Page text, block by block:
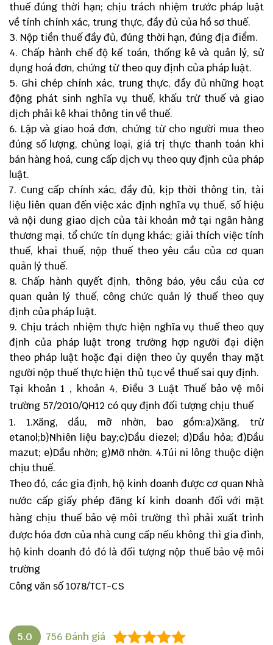
thuế đúng thời hạn; chịu trách nhiệm trước pháp luật
về tính chính xác, trung thực, đầy đủ của hồ sơ thuế.
Nộp tiền thuế đầy đủ, đúng thời hạn, đúng địa điểm.
Chấp hành chế độ kế toán, thống kê và quản lý, sử
dụng hoá đơn, chứng từ theo quy định của pháp luật.
Ghi chép chính xác, trung thực, đầy đủ những hoạt
động phát sinh nghĩa vụ thuế, khấu trừ thuế và giao
dịch phải kê khai thông tin về thuế.
Lập và giao hoá đơn, chứng từ cho người mua theo
đúng số lượng, chủng loại, giá trị thực thanh toán khi
bán hàng hoá, cung cấp dịch vụ theo quy định của pháp
luật.
Cung cấp chính xác, đầy đủ, kịp thời thông tin, tài
liệu liên quan đến việc xác định nghĩa vụ thuế, số hiệu
và nội dung giao dịch của tài khoản mở tại ngân hàng
thương mại, tổ chức tín dụng khác; giải thích việc tính
thuế, khai thuế, nộp thuế theo yêu cầu của cơ quan
quản lý thuế.
Chấp hành quyết định, thông báo, yêu cầu của cơ
quan quản lý thuế, công chức quản lý thuế theo quy
định của pháp luật.
Chịu trách nhiệm thực hiện nghĩa vụ thuế theo quy
định của pháp luật trong trường hợp người đại diện
theo pháp luật hoặc đại diện theo ủy quyền thay mặt
người nộp thuế thực hiện thủ tục về thuế sai quy định.
Tại khoản 1 , khoản 4, Điều 3 Luật Thuế bảo vệ môi
trường 57/2010/QH12 có quy định đối tượng chịu thuế
1.Xăng, dầu, mỡ nhờn, bao gồm:a)Xăng, trừ
etanol;b)Nhiên liệu bay;c)Dầu diezel; d)Dầu hỏa; đ)Dầu
mazut; e)Dầu nhờn; g)Mỡ nhờn. 4.Túi ni lông thuộc diện
chịu thuế.
Theo đó, các gia định, hộ kinh doanh được cơ quan Nhà
nước cấp giấy phép đăng kí kinh doanh đối với mặt
hàng chịu thuế bảo vệ môi trường thì phải xuất trình
được hóa đơn của nhà cung cấp nếu không thì gia đình,
hộ kinh doanh đó đó là đối tượng nộp thuế bảo vệ môi
trường
Công văn số 1078/TCT-CS
5.0 756 Đánh giá